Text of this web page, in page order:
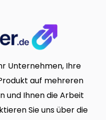
Unternehmen, Ihre
auf mehreren
und Ihnen die Arbeit
Sie uns über die